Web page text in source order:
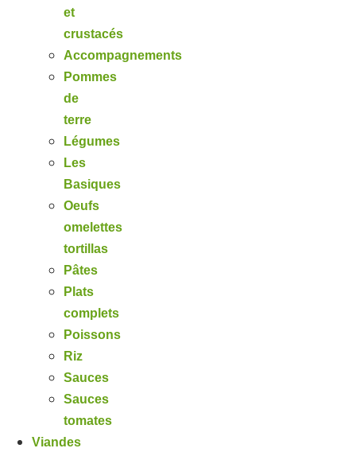
et
crustacés
Accompagnements
Pommes
de
terre
Légumes
Les
Basiques
Oeufs
omelettes
tortillas
Pâtes
Plats
complets
Poissons
Riz
Sauces
Sauces
tomates
Viandes